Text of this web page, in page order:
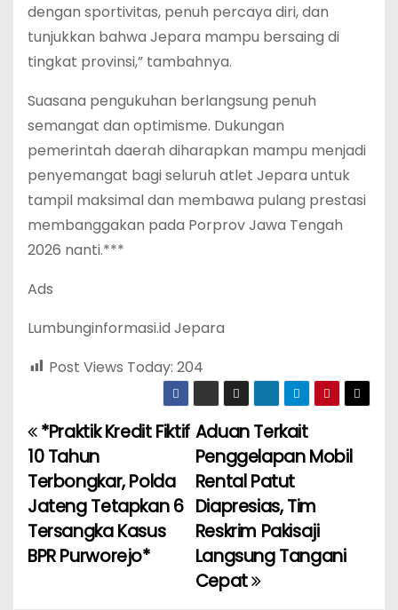
dengan sportivitas, penuh percaya diri, dan
tunjukkan bahwa Jepara mampu bersaing di
tingkat provinsi,” tambahnya.
Suasana pengukuhan berlangsung penuh
semangat dan optimisme. Dukungan
pemerintah daerah diharapkan mampu menjadi
penyemangat bagi seluruh atlet Jepara untuk
tampil maksimal dan membawa pulang prestasi
membanggakan pada Porprov Jawa Tengah
2026 nanti.***
Ads
Lumbunginformasi.id Jepara
Post Views Today: 204
P
o
s
t
Aduan Terkait
Penggelapan Mobil
Rental Patut
Diapresias, Tim
Reskrim Pakisaji
Langsung Tangani
Cepat
*Praktik Kredit Fiktif
10 Tahun
Terbongkar, Polda
Jateng Tetapkan 6
Tersangka Kasus
BPR Purworejo*